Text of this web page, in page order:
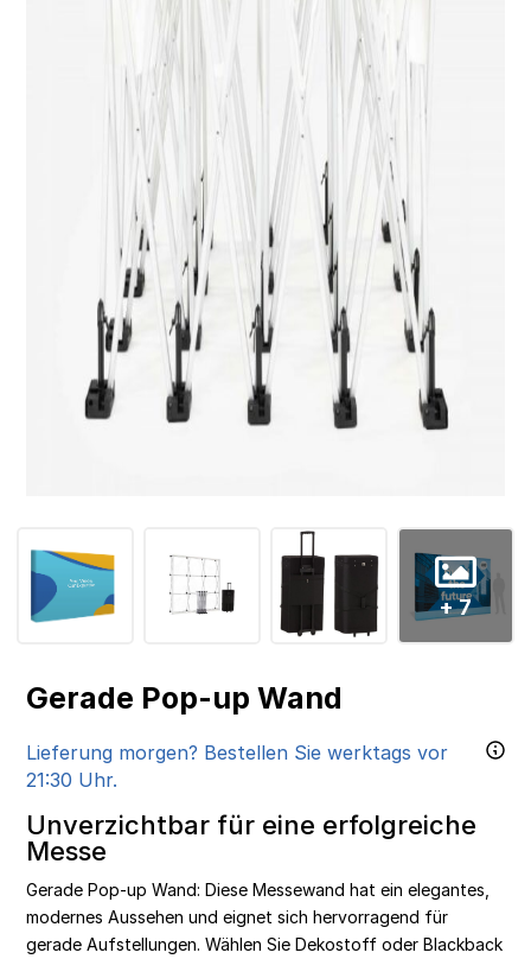
+ 7
Gerade Pop-up Wand
Lieferung morgen? Bestellen Sie werktags vor
21:30 Uhr.
Unverzichtbar für eine erfolgreiche
Messe
Gerade Pop-up Wand: Diese Messewand hat ein elegantes,
modernes Aussehen und eignet sich hervorragend für
gerade Aufstellungen. Wählen Sie Dekostoff oder Blackback